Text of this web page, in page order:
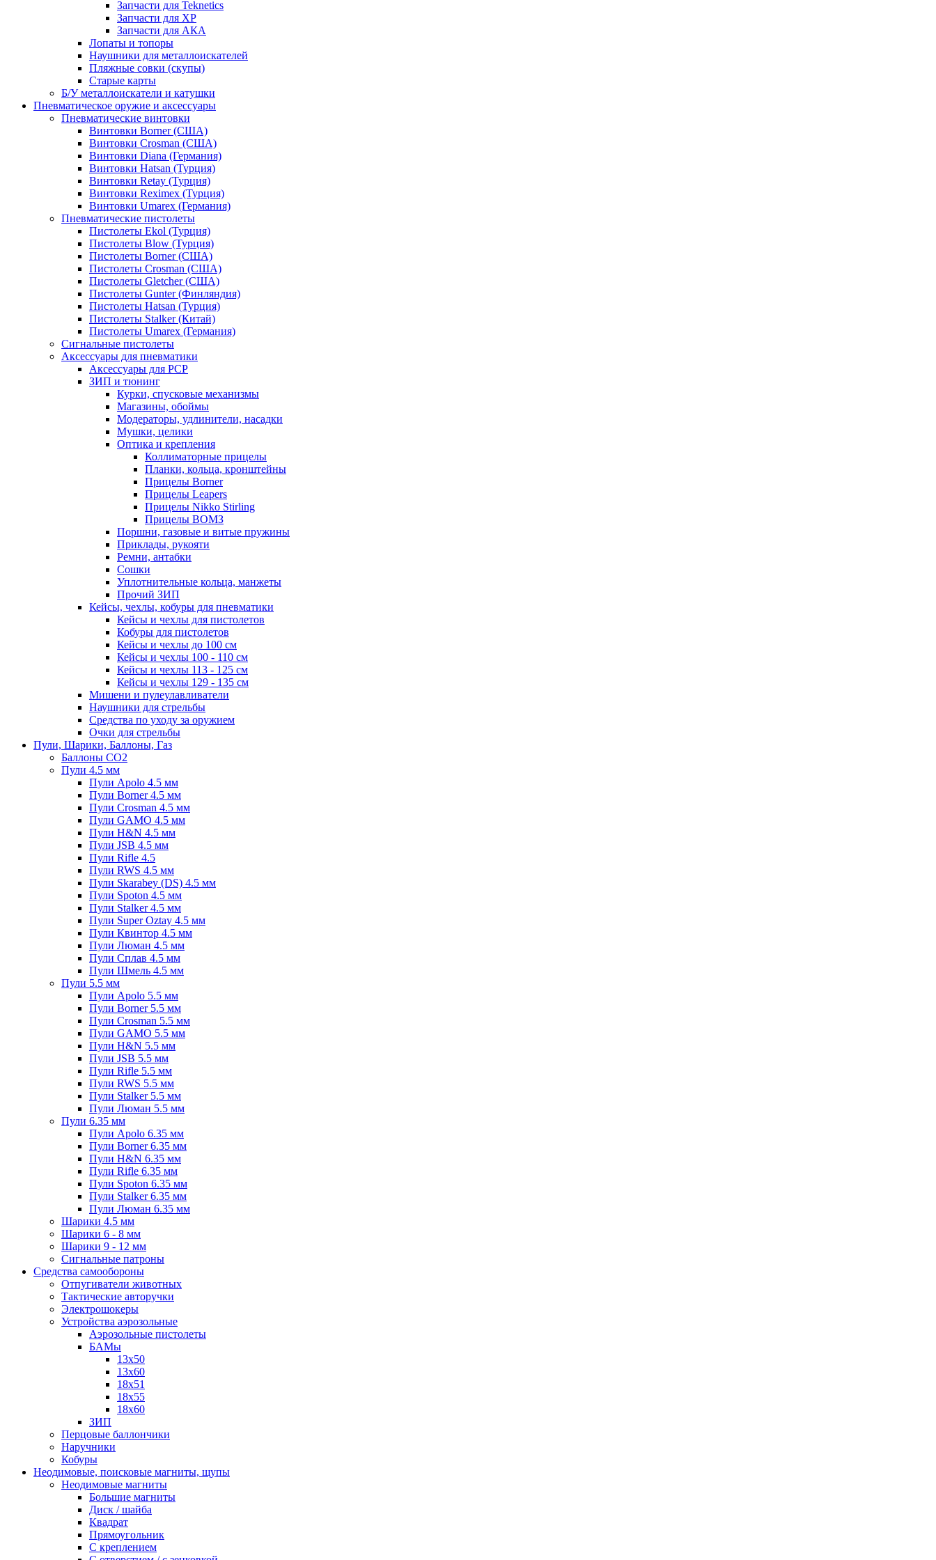
Запчасти для Teknetics
Запчасти для XP
Запчасти для АКА
Лопаты и топоры
Наушники для металлоискателей
Пляжные совки (скупы)
Старые карты
Б/У металлоискатели и катушки
Пневматическое оружие и аксессуары
Пневматические винтовки
Винтовки Borner (США)
Винтовки Crosman (США)
Винтовки Diana (Германия)
Винтовки Hatsan (Турция)
Винтовки Retay (Турция)
Винтовки Reximex (Турция)
Винтовки Umarex (Германия)
Пневматические пистолеты
Пистолеты Ekol (Турция)
Пистолеты Blow (Турция)
Пистолеты Borner (США)
Пистолеты Crosman (США)
Пистолеты Gletcher (США)
Пистолеты Gunter (Финляндия)
Пистолеты Hatsan (Турция)
Пистолеты Stalker (Китай)
Пистолеты Umarex (Германия)
Сигнальные пистолеты
Аксессуары для пневматики
Аксессуары для PCP
ЗИП и тюнинг
Курки, спусковые механизмы
Магазины, обоймы
Модераторы, удлинители, насадки
Мушки, целики
Оптика и крепления
Коллиматорные прицелы
Планки, кольца, кронштейны
Прицелы Borner
Прицелы Leapers
Прицелы Nikko Stirling
Прицелы ВОМЗ
Поршни, газовые и витые пружины
Приклады, рукояти
Ремни, антабки
Сошки
Уплотнительные кольца, манжеты
Прочий ЗИП
Кейсы, чехлы, кобуры для пневматики
Кейсы и чехлы для пистолетов
Кобуры для пистолетов
Кейсы и чехлы до 100 см
Кейсы и чехлы 100 - 110 см
Кейсы и чехлы 113 - 125 см
Кейсы и чехлы 129 - 135 см
Мишени и пулеулавливатели
Наушники для стрельбы
Средства по уходу за оружием
Очки для стрельбы
Пули, Шарики, Баллоны, Газ
Баллоны CO2
Пули 4.5 мм
Пули Apolo 4.5 мм
Пули Borner 4.5 мм
Пули Crosman 4.5 мм
Пули GAMO 4.5 мм
Пули H&N 4.5 мм
Пули JSB 4.5 мм
Пули Rifle 4.5
Пули RWS 4.5 мм
Пули Skarabey (DS) 4.5 мм
Пули Spoton 4.5 мм
Пули Stalker 4.5 мм
Пули Super Oztay 4.5 мм
Пули Квинтор 4.5 мм
Пули Люман 4.5 мм
Пули Сплав 4.5 мм
Пули Шмель 4.5 мм
Пули 5.5 мм
Пули Apolo 5.5 мм
Пули Borner 5.5 мм
Пули Crosman 5.5 мм
Пули GAMO 5.5 мм
Пули H&N 5.5 мм
Пули JSB 5.5 мм
Пули Rifle 5.5 мм
Пули RWS 5.5 мм
Пули Stalker 5.5 мм
Пули Люман 5.5 мм
Пули 6.35 мм
Пули Apolo 6.35 мм
Пули Borner 6.35 мм
Пули H&N 6.35 мм
Пули Rifle 6.35 мм
Пули Spoton 6.35 мм
Пули Stalker 6.35 мм
Пули Люман 6.35 мм
Шарики 4.5 мм
Шарики 6 - 8 мм
Шарики 9 - 12 мм
Сигнальные патроны
Средства самообороны
Отпугиватели животных
Тактические авторучки
Электрошокеры
Устройства аэрозольные
Аэрозольные пистолеты
БАМы
13х50
13х60
18х51
18х55
18х60
ЗИП
Перцовые баллончики
Наручники
Кобуры
Неодимовые, поисковые магниты, щупы
Неодимовые магниты
Большие магниты
Диск / шайба
Квадрат
Прямоугольник
С креплением